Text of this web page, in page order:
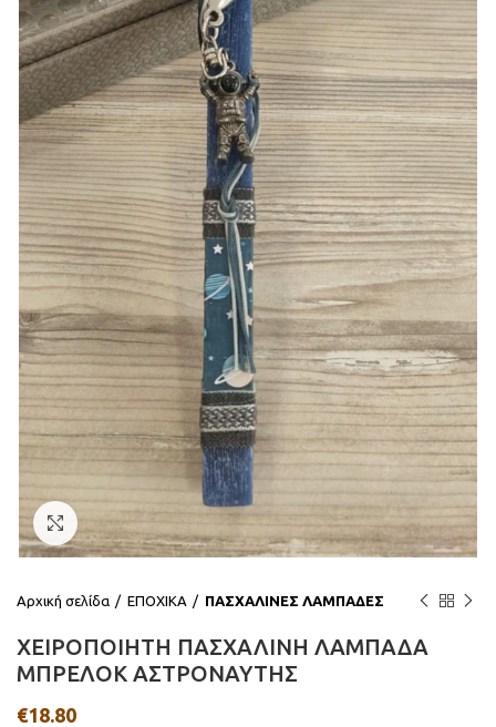
Click to enlarge
Αρχική σελίδα ΕΠΟΧΙΚΑ ΠΑΣΧΑΛΙΝΕΣ ΛΑΜΠΑΔΕΣ
ΧΕΙΡΟΠΟΙΗΤΗ ΠΑΣΧΑΛΙΝΗ ΛΑΜΠΑΔΑ
ΜΠΡΕΛΟΚ ΑΣΤΡΟΝΑΥΤΗΣ
€18.80